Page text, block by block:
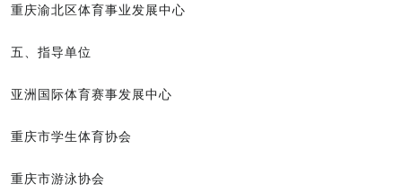
重庆渝北区体育事业发展中心
五、指导单位
亚洲国际体育赛事发展中心
重庆市学生体育协会
重庆市游泳协会